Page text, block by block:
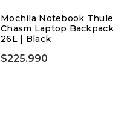
Mochila Notebook Thule
Chasm Laptop Backpack
26L | Black
$225.990